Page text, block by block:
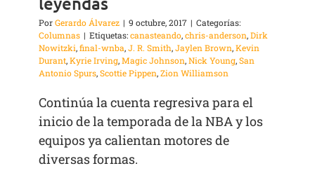
PorGerardo Álvarez | 9 octubre, 2017 | Categorías:
Columnas | Etiquetas:canasteando,chris-anderson,Dirk
Nowitzki,final-wnba,J. R. Smith,Jaylen Brown,Kevin
Durant,Kyrie Irving,Magic Johnson,Nick Young,San
Antonio Spurs,Scottie Pippen,Zion Williamson
Continúa la cuenta regresiva para el
inicio de la temporada de la NBA y los
equipos ya calientan motores de
diversas formas.